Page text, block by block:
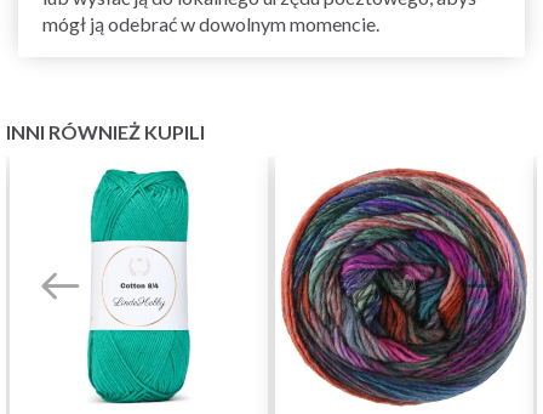
mógł ją odebrać w dowolnym momencie.
INNI RÓWNIEŻ KUPILI